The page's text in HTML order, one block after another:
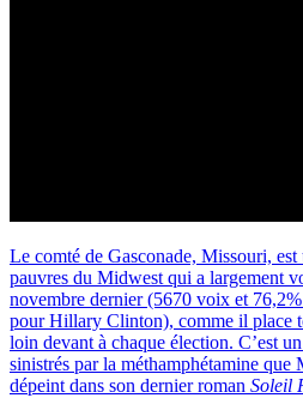
Le comté de Gasconade, Missouri,
pauvres du Midwest qui a largement
novembre dernier (5670 voix et
pour Hillary Clinton), comme il place
loin devant à chaque élection. C’est
sinistrés par la méthamphétamine
dépeint dans son dernier roman Soleil